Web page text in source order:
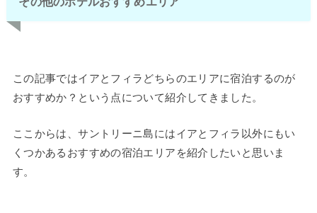
この記事ではイアとフィラどちらのエリアに宿泊するのが
おすすめか？という点について紹介してきました。
ここからは、サントリーニ島にはイアとフィラ以外にもい
くつかあるおすすめの宿泊エリアを紹介したいと思いま
す。